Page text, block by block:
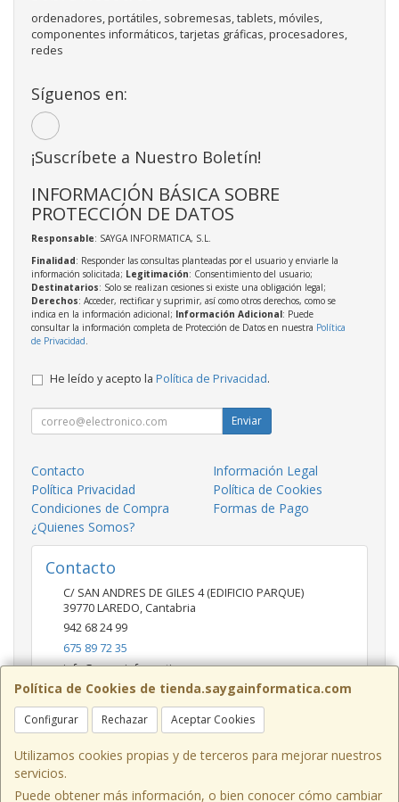
Política de Cookies de tienda.saygainformatica.com
Configurar Rechazar Aceptar Cookies
Utilizamos cookies propias y de terceros para mejorar nuestros
servicios.
Puede obtener más información, o bien conocer cómo cambiar
ordenadores, portátiles, sobremesas, tablets, móviles,
componentes informáticos, tarjetas gráficas, procesadores,
redes
Síguenos en:
¡Suscríbete a Nuestro Boletín!
INFORMACIÓN BÁSICA SOBRE
PROTECCIÓN DE DATOS
Responsable: SAYGA INFORMATICA, S.L.
Finalidad: Responder las consultas planteadas por el usuario y enviarle la
información solicitada; Legitimación: Consentimiento del usuario;
Destinatarios: Solo se realizan cesiones si existe una obligación legal;
Derechos: Acceder, rectificar y suprimir, así como otros derechos, como se
indica en la información adicional; Información Adicional: Puede
consultar la información completa de Protección de Datos en nuestra Política
de Privacidad.
He leído y acepto la Política de Privacidad.
Enviar
Contacto
Información Legal
Política Privacidad
Política de Cookies
Condiciones de Compra
Formas de Pago
¿Quienes Somos?
Contacto
C/ SAN ANDRES DE GILES 4 (EDIFICIO PARQUE)
39770LAREDO, Cantabria
942 68 24 99
675 89 72 35
info@saygainformatica.com
Horario
10-14 / 19:00-20:30